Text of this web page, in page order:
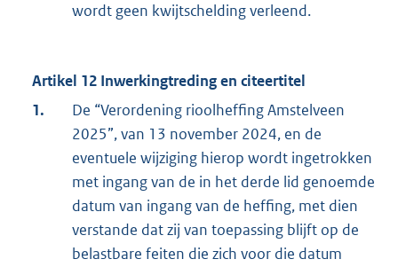
wordt geen kwijtschelding verleend.
Artikel 12 Inwerkingtreding en citeertitel
1.
De “Verordening rioolheffing Amstelveen
2025”, van 13 november 2024, en de
eventuele wijziging hierop wordt ingetrokken
met ingang van de in het derde lid genoemde
datum van ingang van de heffing, met dien
verstande dat zij van toepassing blijft op de
belastbare feiten die zich voor die datum